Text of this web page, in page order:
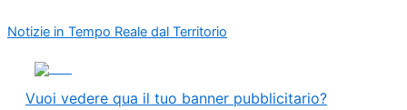
al
Notizie in Tempo Reale dal Territorio
Vuoi vedere qua il tuo banner pubblicitario?
articoli